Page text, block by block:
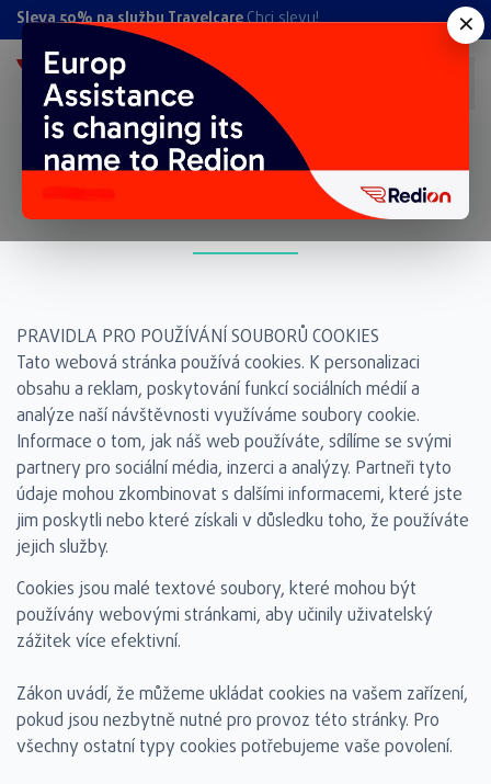
Sleva 50% na službu TravelcareChci slevu!
PRAVIDLA PRO POUŽÍVÁNÍ SOUBORŮ COOKIES
Tato webová stránka používá cookies. K personalizaci
obsahu a reklam, poskytování funkcí sociálních médií a
analýze naší návštěvnosti využíváme soubory cookie.
Informace o tom, jak náš web používáte, sdílíme se svými
partnery pro sociální média, inzerci a analýzy. Partneři tyto
údaje mohou zkombinovat s dalšími informacemi, které jste
jim poskytli nebo které získali v důsledku toho, že používáte
jejich služby.
Cookies jsou malé textové soubory, které mohou být
používány webovými stránkami, aby učinily uživatelský
zážitek více efektivní.
Zákon uvádí, že můžeme ukládat cookies na vašem zařízení,
pokud jsou nezbytně nutné pro provoz této stránky. Pro
všechny ostatní typy cookies potřebujeme vaše povolení.
×